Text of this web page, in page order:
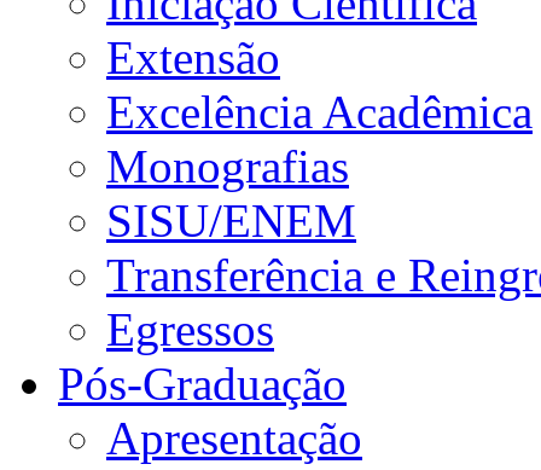
Extensão
Excelência Acadêmica
Monografias
SISU/ENEM
Transferência e
Egressos
Pós-Graduação
Apresentação